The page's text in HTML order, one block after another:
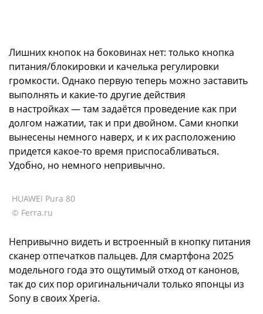
Лишних кнопок на боковинах нет: только кнопка
питания/блокировки и качелька регулировки
громкости. Однако первую теперь можно заставить
выполнять и какие-то другие действия
в настройках — там задаётся проведение как при
долгом нажатии, так и при двойном. Сами кнопки
вынесены немного наверх, и к их расположению
придется какое-то время приспосабливаться.
Удобно, но немного непривычно.
HUAWEI Pura 80
© Ferra.ru
Непривычно видеть и встроенный в кнопку питания
сканер отпечатков пальцев. Для смартфона 2025
модельного года это ощутимый отход от канонов,
так до сих пор оригинальничали только японцы из
Sony в своих Xperia.